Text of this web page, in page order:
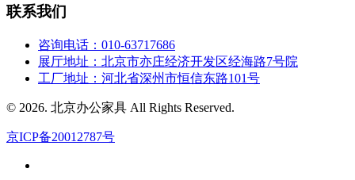
联系我们
咨询电话：010-63717686
展厅地址：北京市亦庄经济开发区经海路7号院
工厂地址：河北省深州市恒信东路101号
© 2026. 北京办公家具 All Rights Reserved.
京ICP备20012787号